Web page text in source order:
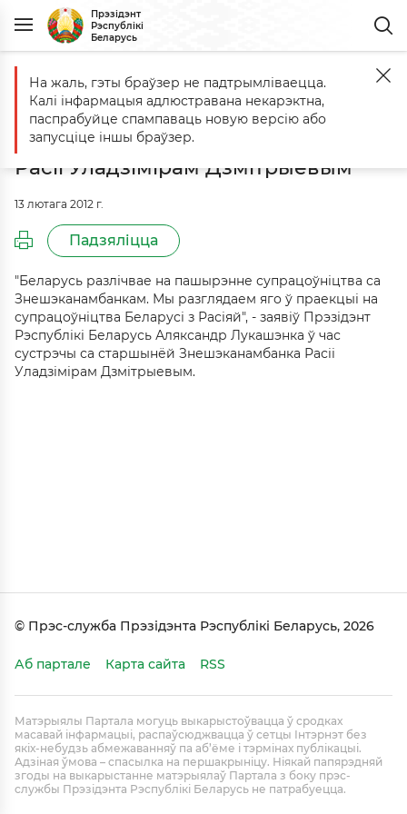
Прэзідэнт
Рэспублікі
Беларусь
Галоўная Падзеі Аляксандр Лукашэнка сустрэўся са
Аляксандр Лукашэнка сустрэўся
са старшынёй Знешэканамбанка
Расіі Уладзімірам Дзмітрыевым
13 лютага 2012 г.
Падзяліцца
"Беларусь разлічвае на пашырэнне супрацоўніцтва са
Знешэканамбанкам. Мы разглядаем яго ў праекцыі на
супрацоўніцтва Беларусі з Расіяй", - заявіў Прэзідэнт
Рэспублікі Беларусь Аляксандр Лукашэнка ў час
сустрэчы са старшынёй Знешэканамбанка Расіі
Уладзімірам Дзмітрыевым.
© Прэс-служба Прэзідэнта Рэспублікі Беларусь, 2026
Аб партале Карта сайта RSS
Матэрыялы Партала могуць выкарыстоўвацца ў сродках
масавай інфармацыі, распаўсюджвацца ў сетцы Інтэрнэт без
якіх-небудзь абмежаванняў па аб’ёме і тэрмінах публікацыі.
Адзіная ўмова – спасылка на першакрыніцу. Ніякай папярэдняй
згоды на выкарыстанне матэрыялаў Партала з боку прэс-
службы Прэзідэнта Рэспублікі Беларусь не патрабуецца.
На жаль, гэты браўзер не падтрымліваецца.
Калі інфармацыя адлюстравана некарэктна,
паспрабуйце спампаваць новую версію або
запусціце іншы браўзер.